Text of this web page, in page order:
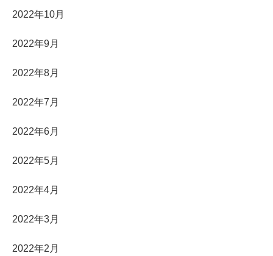
2022年10月
2022年9月
2022年8月
2022年7月
2022年6月
2022年5月
2022年4月
2022年3月
2022年2月